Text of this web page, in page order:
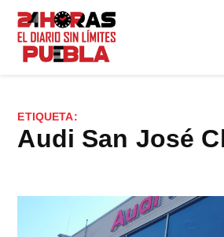
Saltar
contenido
ETIQUETA:
Audi San José